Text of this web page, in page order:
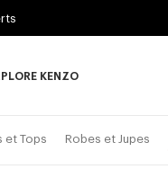
KENZO
et Tops Robes et Jupes